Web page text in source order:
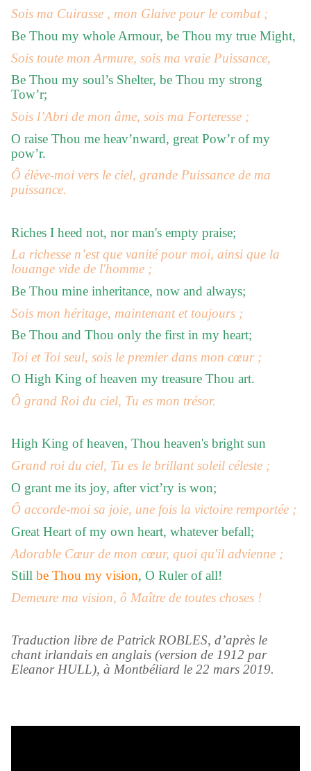
Sois ma Cuirasse , mon Glaive pour le combat ;
Be Thou my whole Armour, be Thou my true Might,
Sois toute mon Armure, sois ma vraie Puissance,
Be Thou my soul’s Shelter, be Thou my strong
Tow’r;
Sois l’Abri de mon âme, sois ma Forteresse ;
O raise Thou me heav’nward, great Pow’r of my
pow’r.
Ô élève-moi vers le ciel, grande Puissance de ma
puissance.
Riches I heed not, nor man's empty praise;
La richesse n’est que vanité pour moi, ainsi que la
louange vide de l'homme ;
Be Thou mine inheritance, now and always;
Sois mon héritage, maintenant et toujours ;
Be Thou and Thou only the first in my heart;
Toi et Toi seul, sois le premier dans mon cœur ;
O High King of heaven my treasure Thou art.
Ô grand Roi du ciel, Tu es mon trésor.
High King of heaven, Thou heaven's bright sun
Grand roi du ciel, Tu es le brillant soleil céleste ;
O grant me its joy, after vict’ry is won;
Ô accorde-moi sa joie, une fois la victoire remportée ;
Great Heart of my own heart, whatever befall;
Adorable Cœur de mon cœur, quoi qu'il advienne ;
Still be Thou my vision, O Ruler of all!
Demeure ma vision, ô Maître de toutes choses !
Traduction libre de Patrick ROBLES, d’après le
chant irlandais en anglais (version de 1912 par
Eleanor HULL), à Montbéliard le 22 mars 2019.